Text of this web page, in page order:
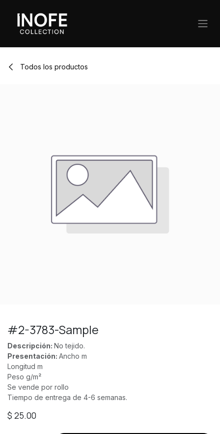
Todos los productos
#2-3783-Sample
Descripción: No tejido.
Presentación: Ancho m
Longitud m
Peso g/m²
Se vende por rollo
Tiempo de entrega de 4-6 semanas.
$ 25.00